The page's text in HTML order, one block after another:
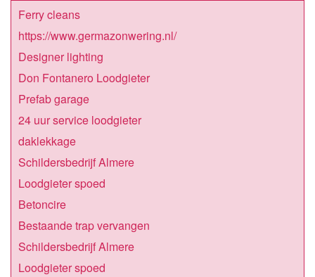
Ferry cleans
https://www.germazonwering.nl/
Designer lighting
Don Fontanero Loodgieter
Prefab garage
24 uur service loodgieter
daklekkage
Schildersbedrijf Almere
Loodgieter spoed
Betoncire
Bestaande trap vervangen
Schildersbedrijf Almere
Loodgieter spoed